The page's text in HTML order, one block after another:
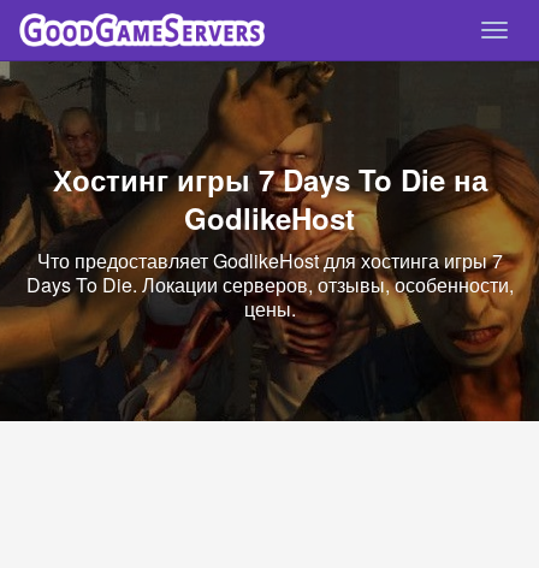
Хостинг игры 7 Days To Die на
GodlikeHost
Что предоставляет GodlikeHost для хостинга игры 7
Days To Die. Локации серверов, отзывы, особенности,
цены.